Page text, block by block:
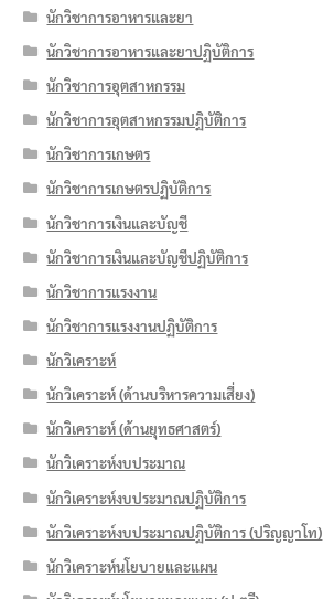
นักวิชาการอาหารและยา
นักวิชาการอาหารและยาปฏิบัติการ
นักวิชาการอุตสาหกรรม
นักวิชาการอุตสาหกรรมปฏิบัติการ
นักวิชาการเกษตร
นักวิชาการเกษตรปฏิบัติการ
นักวิชาการเงินและบัญชี
นักวิชาการเงินและบัญชีปฏิบัติการ
นักวิชาการแรงงาน
นักวิชาการแรงงานปฏิบัติการ
นักวิเคราะห์
นักวิเคราะห์ (ด้านบริหารความเสี่ยง)
นักวิเคราะห์ (ด้านยุทธศาสตร์)
นักวิเคราะห์งบประมาณ
นักวิเคราะห์งบประมาณปฏิบัติการ
นักวิเคราะห์งบประมาณปฏิบัติการ (ปริญญาโท)
นักวิเคราะห์นโยบายและแผน